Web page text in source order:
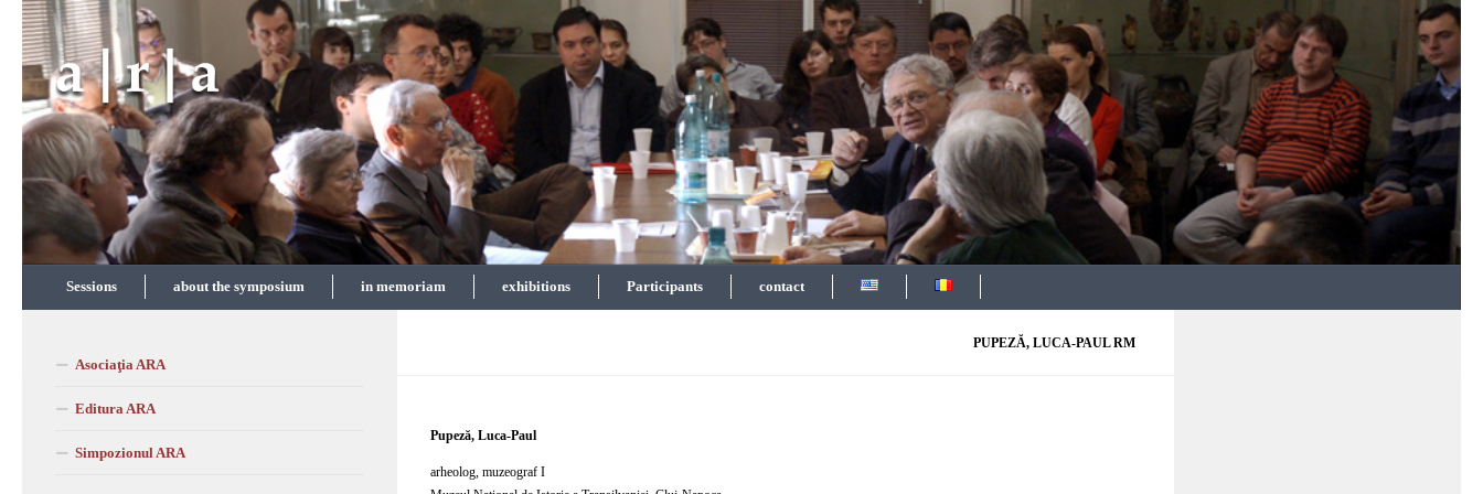
Skip to content
Sessions about the symposium in memoriam exhibitions Participants contact
PUPEZĂ, LUCA-PAUL RM
Pupeză, Luca-Paul
arheolog, muzeograf I
Asociaţia ARA
Editura ARA
Simpozionul ARA